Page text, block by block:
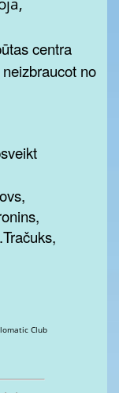
centra
no
apsveikums » Views: 146265 Diplomatic Club